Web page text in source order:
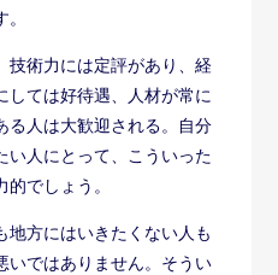
技術力には定評があり、経
しては好待遇、人材が常に
る人は大歓迎される。自分
い人にとって、こういった
でしょう。
地方にはいきたくない人も
いではありません。そうい